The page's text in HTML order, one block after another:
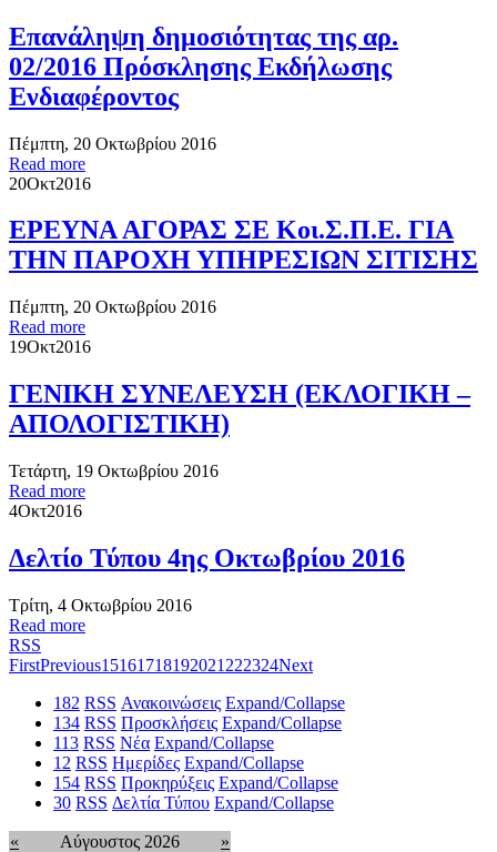
Επανάληψη δημοσιότητας της αρ.
02/2016 Πρόσκλησης Εκδήλωσης
Ενδιαφέροντος
Πέμπτη, 20 Οκτωβρίου 2016
Read more
20Οκτ2016
ΕΡΕΥΝΑ ΑΓΟΡΑΣ ΣΕ Κοι.Σ.Π.Ε. ΓΙΑ
ΤΗΝ ΠΑΡΟΧΗ ΥΠΗΡΕΣΙΩΝ ΣΙΤΙΣΗΣ
Πέμπτη, 20 Οκτωβρίου 2016
Read more
19Οκτ2016
ΓΕΝΙΚΗ ΣΥΝΕΛΕΥΣΗ (ΕΚΛΟΓΙΚΗ –
ΑΠΟΛΟΓΙΣΤΙΚΗ)
Τετάρτη, 19 Οκτωβρίου 2016
Read more
4Οκτ2016
Δελτίο Τύπου 4ης Οκτωβρίου 2016
Τρίτη, 4 Οκτωβρίου 2016
Read more
RSS
FirstPrevious15161718192021 222324Next
182 RSS Ανακοινώσεις Expand/Collapse
134 RSS Προσκλήσεις Expand/Collapse
113 RSS Νέα Expand/Collapse
12 RSS Ημερίδες Expand/Collapse
154 RSS Προκηρύξεις Expand/Collapse
30 RSS Δελτία Τύπου Expand/Collapse
« Αύγουστος 2026
»